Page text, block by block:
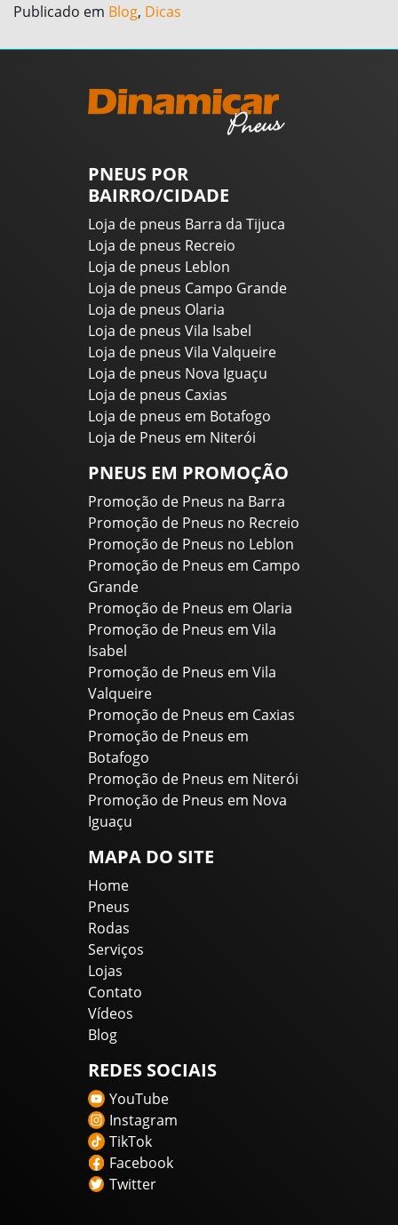
Publicado em Blog, Dicas
PNEUS POR
BAIRRO/CIDADE
Loja de pneus Barra da Tijuca
Loja de pneus Recreio
Loja de pneus Leblon
Loja de pneus Campo Grande
Loja de pneus Olaria
Loja de pneus Vila Isabel
Loja de pneus Vila Valqueire
Loja de pneus Nova Iguaçu
Loja de pneus Caxias
Loja de pneus em Botafogo
Loja de Pneus em Niterói
PNEUS EM PROMOÇÃO
Promoção de Pneus na Barra
Promoção de Pneus no Recreio
Promoção de Pneus no Leblon
Promoção de Pneus em Campo
Grande
Promoção de Pneus em Olaria
Promoção de Pneus em Vila
Isabel
Promoção de Pneus em Vila
Valqueire
Promoção de Pneus em Caxias
Promoção de Pneus em
Botafogo
Promoção de Pneus em Niterói
Promoção de Pneus em Nova
Iguaçu
MAPA DO SITE
Home
Pneus
Rodas
Serviços
Lojas
Contato
Vídeos
Blog
REDES SOCIAIS
YouTube
Instagram
TikTok
Facebook
Twitter